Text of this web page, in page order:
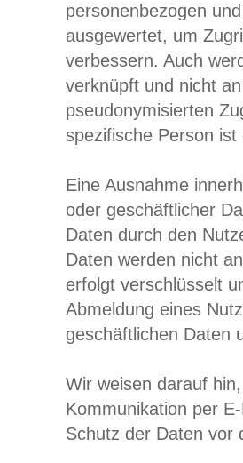
personenbezogen
ausgewertet, um
verbessern. Auch
verknüpft und nicht
pseudonymisierten
spezifische Person
Eine Ausnahme
oder geschäftlicher
Daten durch den
Daten werden nicht
erfolgt verschlüsselt
Abmeldung eines
geschäftlichen Daten
Wir weisen darauf
Kommunikation per
Schutz der Daten vor